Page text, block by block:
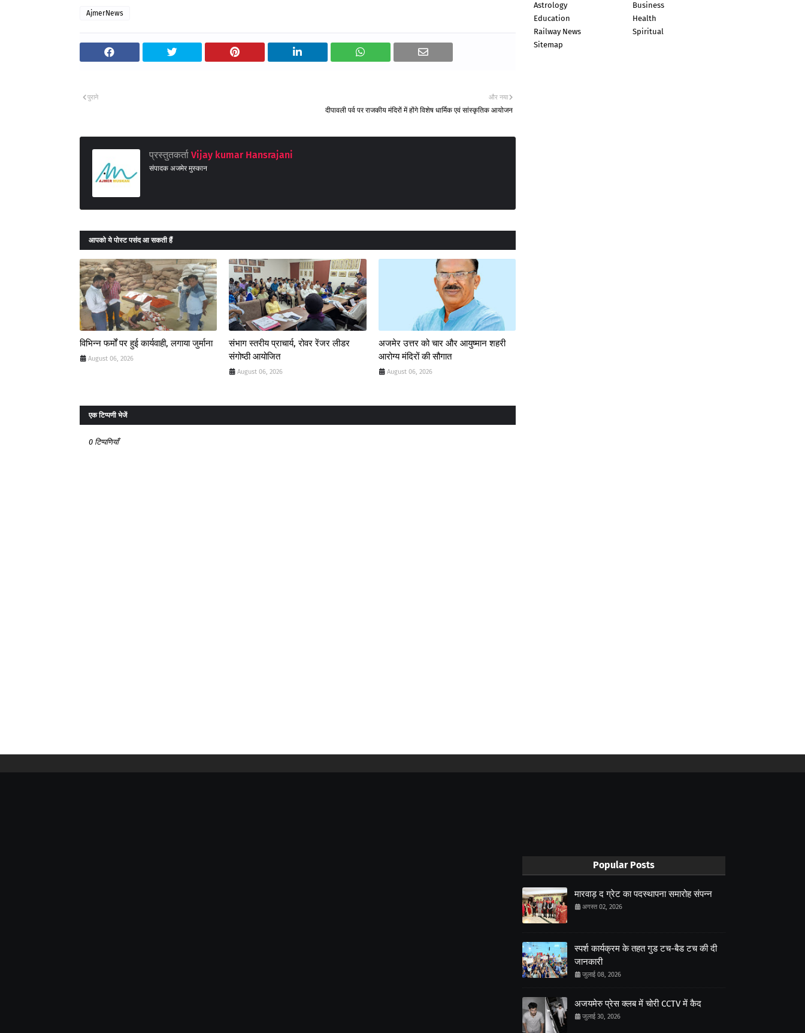
AjmerNews
और नया
दीपावली पर्व पर राजकीय मंदिरों में होंगे विशेष धार्मिक एवं सांस्कृतिक आयोजन
पुराने
प्रस्तुतकर्ता Vijay kumar Hansrajani
संपादक अजमेर मुस्कान
आपको ये पोस्ट पसंद आ सकती हैं
विभिन्न फर्मों पर हुई कार्यवाही, लगाया जुर्माना
August 06, 2026
संभाग स्तरीय प्राचार्य, रोवर रेंजर लीडर
संगोष्ठी आयोजित
August 06, 2026
अजमेर उत्तर को चार और आयुष्मान शहरी
आरोग्य मंदिरों की सौगात
August 06, 2026
एक टिप्पणी भेजें
0 टिप्पणियाँ
Astrology
Business
Education
Health
Railway News
Spiritual
Sitemap
Popular Posts
मारवाड़ द ग्रेट का पदस्थापना समारोह संपन्न
अगस्त 02, 2026
स्पर्श कार्यक्रम के तहत गुड टच-बैड टच की दी
जानकारी
जुलाई 08, 2026
अजयमेरु प्रेस क्लब में चोरी CCTV में कैद
जुलाई 30, 2026